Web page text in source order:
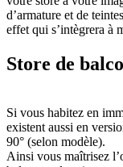
d’armature et de
effet qui s’intègrera à
Store de
Si vous habitez en
existent aussi en
90° (selon modèle).
Ainsi vous maîtrisez